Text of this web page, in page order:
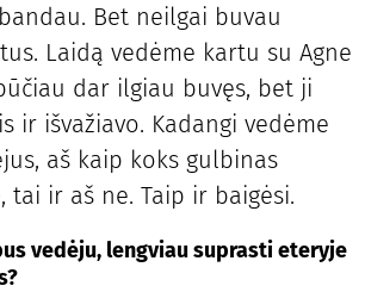
Bet neilgai buvau
Laidą vedėme kartu su Agne
dar ilgiau buvęs, bet ji
ir išvažiavo. Kadangi vedėme
aš kaip koks gulbinas
tai ir aš ne. Taip ir baigėsi.
vedėju, lengviau suprasti eteryje